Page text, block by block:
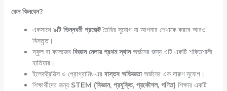
কেন কিনবেন?
একসাথে ৯টি ভিন্নধর্মী প্রজেক্টতৈরির সুযোগ যা আপনার শেখাকে করবে আরও
বিস্তৃত।
স্কুল বা কলেজের বিজ্ঞান মেলায় প্রথম স্থানঅর্জনের জন্য এটি একটি শক্তিশালী
হাতিয়ার।
ইলেকট্রনিক্স ও প্রোগ্রামিং-এর বাস্তব অভিজ্ঞতাঅর্জনের এক দারুণ সুযোগ।
শিক্ষার্থীদের জন্য STEM (বিজ্ঞান, প্রযুক্তি, প্রকৌশল, গণিত) শিক্ষার একটি